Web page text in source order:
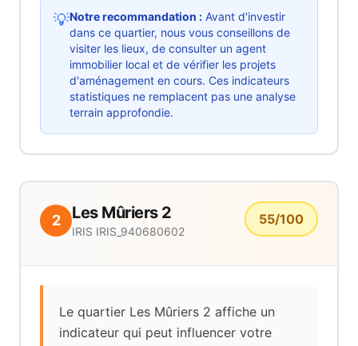
💡Notre recommandation : Avant d'investir
dans ce quartier, nous vous conseillons de
visiter les lieux, de consulter un agent
immobilier local et de vérifier les projets
d'aménagement en cours. Ces indicateurs
statistiques ne remplacent pas une analyse
terrain approfondie.
2 Les Mûriers 2
IRIS IRIS_940680602
55/100
Le quartier Les Mûriers 2 affiche un
indicateur qui peut influencer votre